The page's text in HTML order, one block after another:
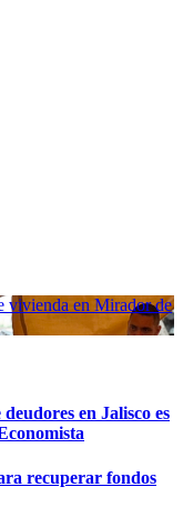
vivienda en Mirador de
en Jalisco es
recuperar fondos